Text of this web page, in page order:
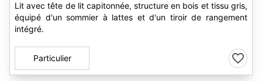
Lit avec tête de lit capitonnée, structure en bois et tissu gris,
équipé d'un sommier à lattes et d'un tiroir de rangement
intégré.
Particulier